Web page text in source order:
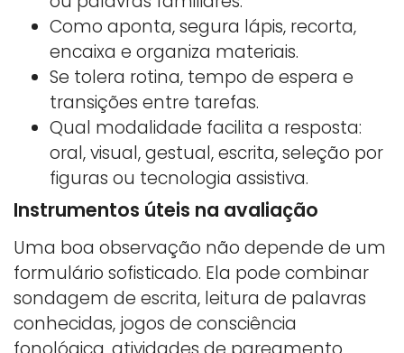
Como aponta, segura lápis, recorta,
encaixa e organiza materiais.
Se tolera rotina, tempo de espera e
transições entre tarefas.
Qual modalidade facilita a resposta:
oral, visual, gestual, escrita, seleção por
figuras ou tecnologia assistiva.
Instrumentos úteis na avaliação
Uma boa observação não depende de um
formulário sofisticado. Ela pode combinar
sondagem de escrita, leitura de palavras
conhecidas, jogos de consciência